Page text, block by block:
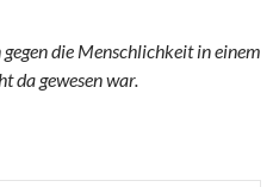
die Menschlichkeit in einem
da gewesen war.